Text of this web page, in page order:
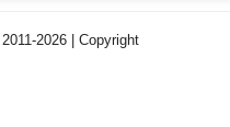
2011-2026 | Copyright